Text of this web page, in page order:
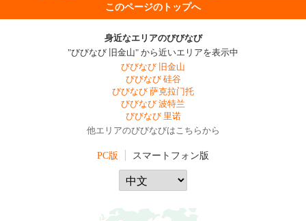
このページのトップへ
身近なエリアのびびなび
"びびなび 旧金山" から近いエリアを表示中
びびなび 旧金山
びびなび 硅谷
びびなび 萨克拉门托
びびなび 波特兰
びびなび 里诺
他エリアのびびなびはこちらから
PC版 スマートフォン版